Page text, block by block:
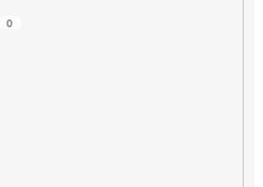
0